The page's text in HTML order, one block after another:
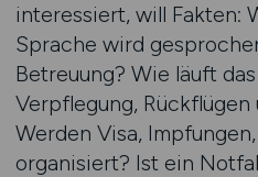
interessiert, will Fakten:
Sprache wird
Betreuung? Wie läuft
Verpflegung,
Werden Visa,
organisiert? Ist ein